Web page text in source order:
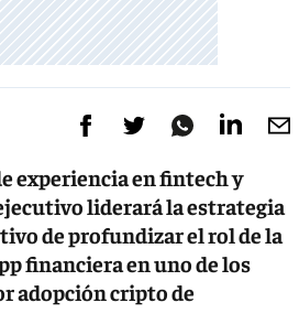
experiencia en fintech y
liderará la estrategia
de profundizar el rol de la
financiera en uno de los
adopción cripto de